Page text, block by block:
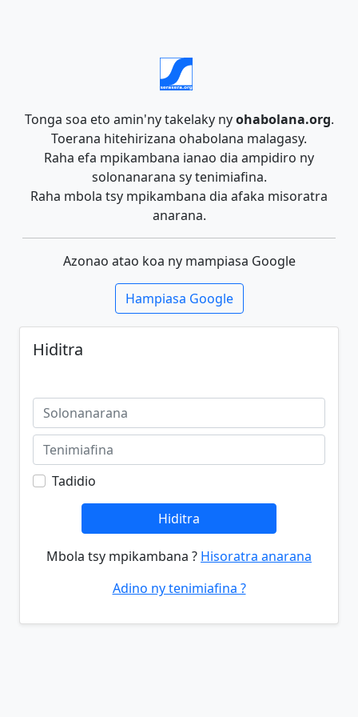
Tonga soa eto amin'ny takelaky nyohabolana.org.
Toerana hitehirizana ohabolana malagasy.
Raha efa mpikambana ianao dia ampidiro ny
solonanarana sy tenimiafina.
Raha mbola tsy mpikambana dia afaka misoratra
anarana.
Azonao atao koa ny mampiasa Google
Hampiasa Google
Hiditra
Tadidio
Hiditra
Mbola tsy mpikambana ? Hisoratra anarana
Adino ny tenimiafina ?